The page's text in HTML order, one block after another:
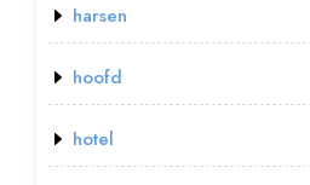
harsen
hoofd
hotel